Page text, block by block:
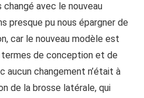
changé avec le nouveau
presque pu nous épargner de
car le nouveau modèle est
de conception et de
aucun changement n’était à
de la brosse latérale, qui